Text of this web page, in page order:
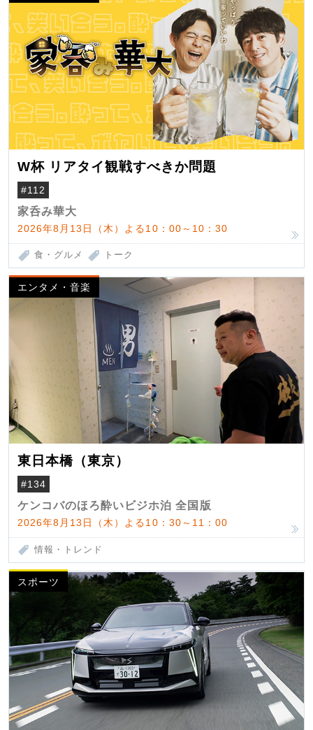
W杯 リアタイ観戦すべきか問題
#112
家呑み華大
2026年8月13日（木）よる10：00～10：30
食・グルメ トーク
エンタメ・音楽
東日本橋（東京）
#134
ケンコバのほろ酔いビジホ泊 全国版
2026年8月13日（木）よる10：30～11：00
情報・トレンド
スポーツ